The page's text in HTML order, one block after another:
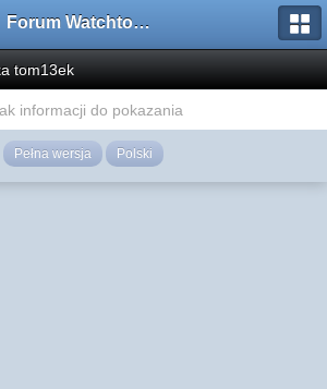
Forum Watchtower
tom13ek
informacji do pokazania
Pełna wersja Polski